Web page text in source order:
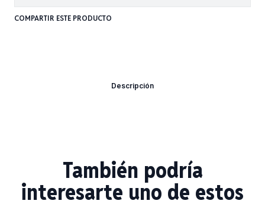
COMPARTIR ESTE PRODUCTO
Descripción
También podría
interesarte uno de estos